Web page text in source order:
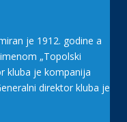
je 1912. godine a
„Topolski
kluba je kompanija
direktor kluba je